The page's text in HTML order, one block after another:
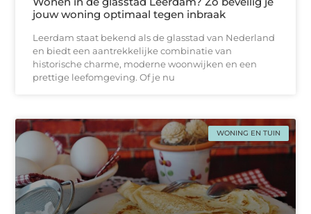
jouw woning optimaal tegen inbraak
Leerdam staat bekend als de glasstad van Nederland
en biedt een aantrekkelijke combinatie van
historische charme, moderne woonwijken en een
prettige leefomgeving. Of je nu
WONING EN TUIN